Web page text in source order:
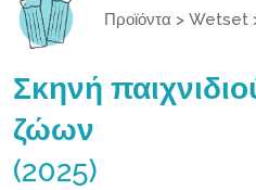
Προϊόντα > Wetset
Σκηνή
ζώων
(2025)